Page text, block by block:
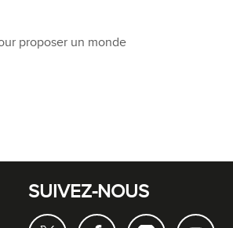
proposer un monde
SUIVEZ-NOUS